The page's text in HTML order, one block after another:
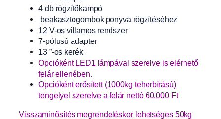
4 db rögzítőkampó
beakasztógombok ponyva rögzítéséhez
12 V-os villamos rendszer
7-pólusú adapter
13 ”-os kerék
Opcióként LED1 lámpával szerelve is elérhető
felár ellenében.
Opcióként erősített (1000kg teherbírású)
tengelyel szerelve a felár nettó 60.000 Ft
Visszaminősítés megrendeléskor lehetséges 50kg